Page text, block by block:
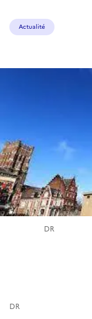
Actualité
DR
DR